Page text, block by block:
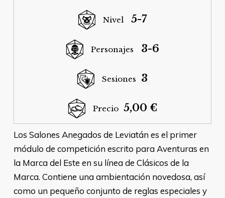
Nivel 5-7
Personajes 3-6
Sesiones 3
Precio 5,00 €
Los Salones Anegados de Leviatán es el primer
módulo de competición escrito para Aventuras en
la Marca del Este en su línea de Clásicos de la
Marca. Contiene una ambientación novedosa, así
como un pequeño conjunto de reglas especiales y